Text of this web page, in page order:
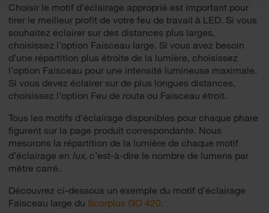
Choisir le motif d’éclairage approprié est important pour
tirer le meilleur profit de votre feu de travail à LED. Si vous
souhaitez éclairer sur des distances plus larges,
choisissez l’option Faisceau large. Si vous avez besoin
d’une répartition plus étroite de la lumière, choisissez
l’option Faisceau pour une intensité lumineuse maximale.
Si vous devez éclairer sur de plus longues distances,
choisissez l’option Feu de route ou Faisceau étroit.
Tous les motifs d’éclairage disponibles pour chaque phare
figurent sur la page produit correspondante. Nous
mesurons la répartition de la lumière de chaque motif
d’éclairage en lux, c’est-à-dire le nombre de lumens par
mètre carré.
Découvrez ci-dessous un exemple du motif d’éclairage
Faisceau large du Scorpius GO 420